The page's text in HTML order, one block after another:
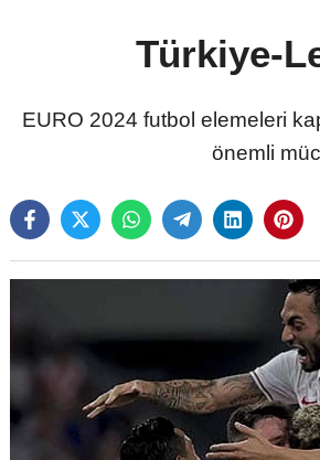
Türkiye-
EURO 2024 futbol elemeleri
önemli